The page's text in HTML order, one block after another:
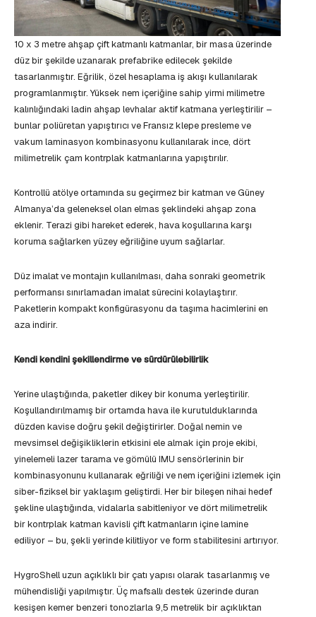
10 x 3 metre ahşap çift katmanlı katmanlar, bir masa üzerinde
düz bir şekilde uzanarak prefabrike edilecek şekilde
tasarlanmıştır. Eğrilik, özel hesaplama iş akışı kullanılarak
programlanmıştır. Yüksek nem içeriğine sahip yirmi milimetre
kalınlığındaki ladin ahşap levhalar aktif katmana yerleştirilir –
bunlar poliüretan yapıştırıcı ve Fransız klepe presleme ve
vakum laminasyon kombinasyonu kullanılarak ince, dört
milimetrelik çam kontrplak katmanlarına yapıştırılır.
Kontrollü atölye ortamında su geçirmez bir katman ve Güney
Almanya’da geleneksel olan elmas şeklindeki ahşap zona
eklenir. Terazi gibi hareket ederek, hava koşullarına karşı
koruma sağlarken yüzey eğriliğine uyum sağlarlar.
Düz imalat ve montajın kullanılması, daha sonraki geometrik
performansı sınırlamadan imalat sürecini kolaylaştırır.
Paketlerin kompakt konfigürasyonu da taşıma hacimlerini en
aza indirir.
Kendi kendini şekillendirme ve sürdürülebilirlik
Yerine ulaştığında, paketler dikey bir konuma yerleştirilir.
Koşullandırılmamış bir ortamda hava ile kurutulduklarında
düzden kavise doğru şekil değiştirirler. Doğal nemin ve
mevsimsel değişikliklerin etkisini ele almak için proje ekibi,
yinelemeli lazer tarama ve gömülü IMU sensörlerinin bir
kombinasyonunu kullanarak eğriliği ve nem içeriğini izlemek için
siber-fiziksel bir yaklaşım geliştirdi. Her bir bileşen nihai hedef
şekline ulaştığında, vidalarla sabitleniyor ve dört milimetrelik
bir kontrplak katman kavisli çift katmanların içine lamine
ediliyor – bu, şekli yerinde kilitliyor ve form stabilitesini artırıyor.
HygroShell uzun açıklıklı bir çatı yapısı olarak tasarlanmış ve
mühendisliği yapılmıştır. Üç mafsallı destek üzerinde duran
kesişen kemer benzeri tonozlarla 9,5 metrelik bir açıklıktan